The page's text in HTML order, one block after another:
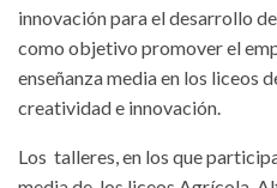
innovación para el desarrollo
como objetivo promover el
enseñanza media en los liceos
creatividad e innovación.
Los talleres, en los que